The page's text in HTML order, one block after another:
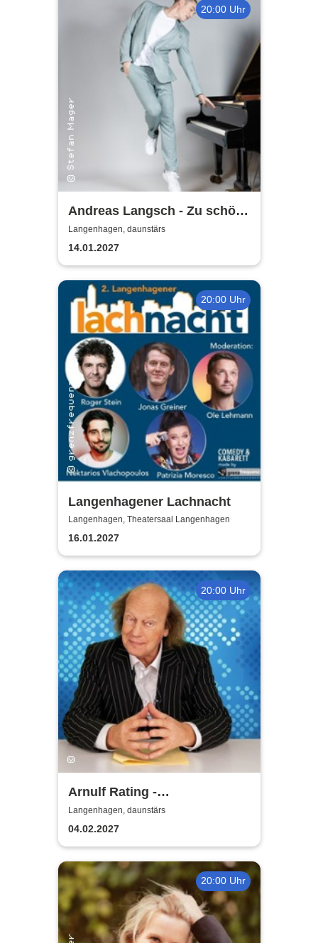
20:00 Uhr
Andreas Langsch - Zu schön,
um falsch zu sein
Langenhagen, daunstärs
14.01.2027
20:00 Uhr
Langenhagener Lachnacht
Langenhagen, Theatersaal Langenhagen
16.01.2027
20:00 Uhr
Arnulf Rating -
Jahrespresseschau
Langenhagen, daunstärs
04.02.2027
20:00 Uhr